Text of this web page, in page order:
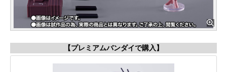
【プレミアムバンダイで購入】